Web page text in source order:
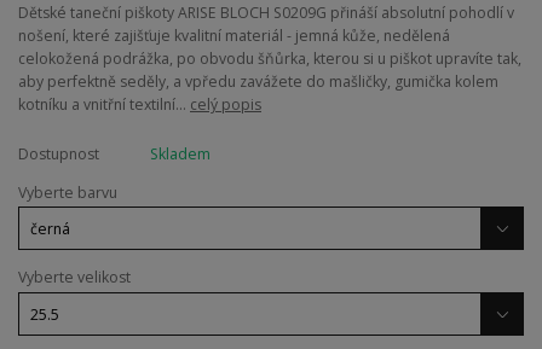
Dětské taneční piškoty ARISE BLOCH S0209G přináší absolutní pohodlí v
nošení, které zajišťuje kvalitní materiál - jemná kůže, nedělená
celokožená podrážka, po obvodu šňůrka, kterou si u piškot upravíte tak,
aby perfektně seděly, a vpředu zavážete do mašličky, gumička kolem
kotníku a vnitřní textilní... celý popis
Dostupnost
Skladem
Vyberte barvu
Vyberte velikost